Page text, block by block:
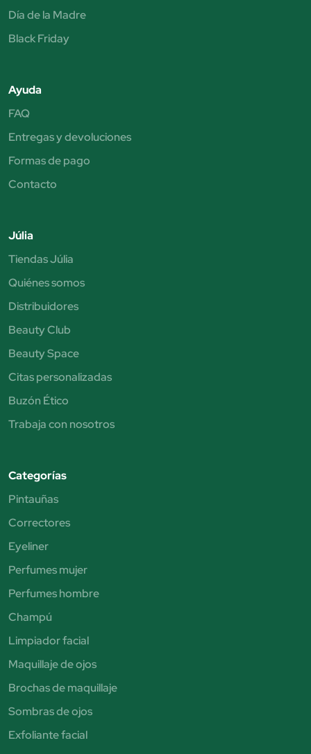
Día de la Madre
Black Friday
Ayuda
FAQ
Entregas y devoluciones
Formas de pago
Contacto
Júlia
Tiendas Júlia
Quiénes somos
Distribuidores
Beauty Club
Beauty Space
Citas personalizadas
Buzón Ético
Trabaja con nosotros
Categorías
Pintauñas
Correctores
Eyeliner
Perfumes mujer
Perfumes hombre
Champú
Limpiador facial
Maquillaje de ojos
Brochas de maquillaje
Sombras de ojos
Exfoliante facial